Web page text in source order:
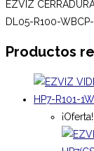
EZVIZ
DL05-R100-
Productos
¡Oferta!